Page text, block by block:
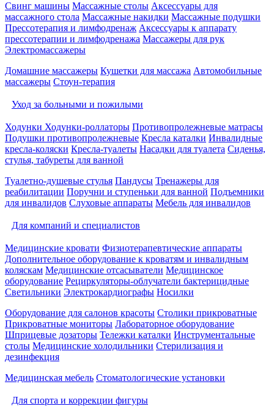
Свинг машины Массажные столы Аксессуары для
массажного стола Массажные накидки Массажные подушки
Прессотерапия и лимфодренаж Аксессуары к аппарату
прессотерапии и лимфодренажа Массажеры для рук
Электромассажеры
Домашние массажеры Кушетки для массажа Автомобильные
массажеры Стоун-терапия
Уход за больными и пожилыми
Ходунки Ходунки-роллаторы Противопролежневые матрасы
Подушки противопролежневые Кресла каталки Инвалидные
кресла-коляски Кресла-туалеты Насадки для туалета Сиденья,
стулья, табуреты для ванной
Туалетно-душевые стулья Пандусы Тренажеры для
реабилитации Поручни и ступеньки для ванной Подъемники
для инвалидов Слуховые аппараты Мебель для инвалидов
Для компаний и специалистов
Медицинские кровати Физиотерапевтические аппараты
Дополнительное оборудование к кроватям и инвалидным
коляскам Медицинские отсасыватели Медицинское
оборудование Рециркуляторы-облучатели бактерицидные
Светильники Электрокардиографы Носилки
Оборудование для салонов красоты Столики прикроватные
Прикроватные мониторы Лабораторное оборудование
Шприцевые дозаторы Тележки каталки Инструментальные
столы Медицинские холодильники Стерилизация и
дезинфекция
Медицинская мебель Стоматологические установки
Для спорта и коррекции фигуры